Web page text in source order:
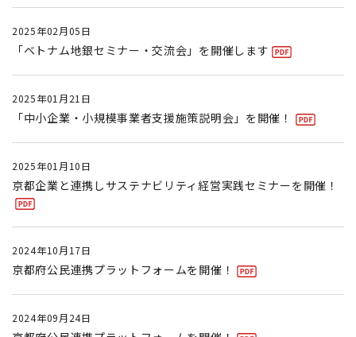
2025年02月05日
「ベトナム地銀セミナー・交流会」を開催します
2025年01月21日
「中小企業・小規模事業者支援施策説明会」を開催！
2025年01月10日
京都企業と連携しサステナビリティ経営実践セミナーを開催！
2024年10月17日
京都府公民連携プラットフォームを開催！
2024年09月24日